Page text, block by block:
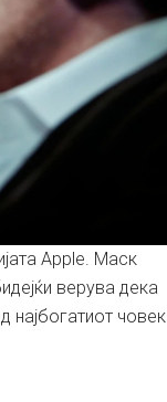
Apple. Маск
верува дека
најбогатиот човек